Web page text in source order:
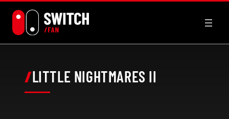
contenu
LITTLE NIGHTMARES II